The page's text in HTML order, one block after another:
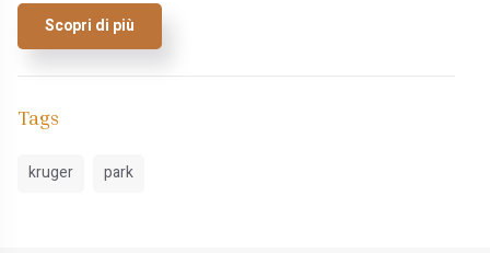
Scopri di più
Tags
kruger park